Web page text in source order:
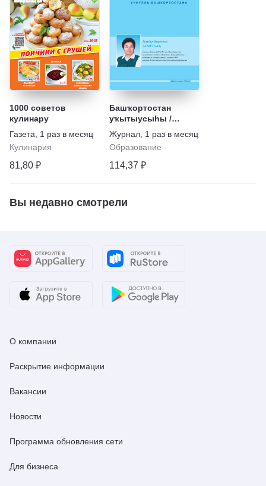
1000 советов
кулинару
Газета
1 раз в месяц
Кулинария
81,80 ₽
Башҡортостан
уҡытыусыhы /
Учитель
Башкортостана
Журнал 1 раз в месяц
Образование
114,37 ₽
Вы недавно смотрели
О компании
Раскрытие информации
Вакансии
Новости
Программа обновления сети
Для бизнеса